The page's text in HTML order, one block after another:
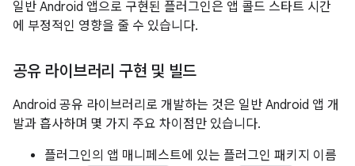
일반 Android 앱으로 구현된 플러그인은 앱 콜드 스타트 시간
에 부정적인 영향을 줄 수 있습니다.
공유 라이브러리 구현 및 빌드
Android 공유 라이브러리로 개발하는 것은 일반 Android 앱 개
발과 흡사하며 몇 가지 주요 차이점만 있습니다.
플러그인의 앱 매니페스트에 있는 플러그인 패키지 이름